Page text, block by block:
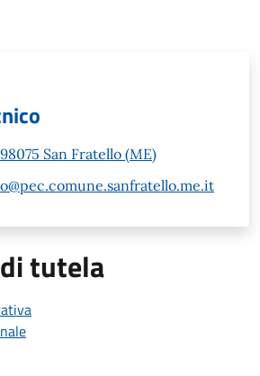
San Fratello (ME)
tutela